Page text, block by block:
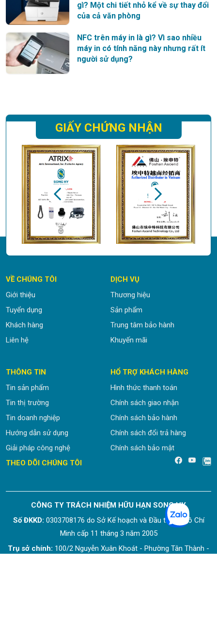
gì? Một chi tiết nhỏ kể về sự thay đổi
của cả văn phòng
NFC trên máy in là gì? Vì sao nhiều
máy in có tính năng này nhưng rất ít
người sử dụng?
GIẤY CHỨNG NHẬN
VỀ CHÚNG TÔI
Giới thiệu
Tuyển dụng
Khách hàng
Liên hệ
DỊCH VỤ
Thương hiệu
Sản phẩm
Trung tâm bảo hành
Khuyến mãi
THÔNG TIN
Tin sản phẩm
Tin thị trường
Tin doanh nghiệp
Hướng dẫn sử dụng
Giải pháp công nghệ
HỔ TRỢ KHÁCH HÀNG
Hình thức thanh toán
Chính sách giao nhận
Chính sách bảo hành
Chính sách đổi trả hàng
Chính sách bảo mật.
THEO DÕI CHÚNG TÔI
CÔNG TY TRÁCH NHIỆM HỮU HẠN SONG HY
Số ĐKKD: 0303708176 do Sở Kế hoạch và Đầu tư Tp. Hồ Chí
Minh cấp 11 tháng 3 năm 2005
Trụ sở chính: 100/2 Nguyễn Xuân Khoát - Phường Tân Thành -